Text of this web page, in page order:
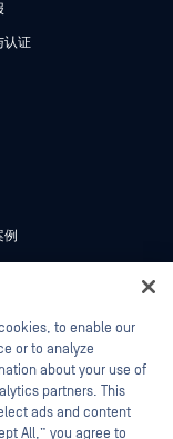
认证
例
to enable our
or to analyze
about your use of
partners. This
ads and content
All,” you agree to
assistant.
what's critical